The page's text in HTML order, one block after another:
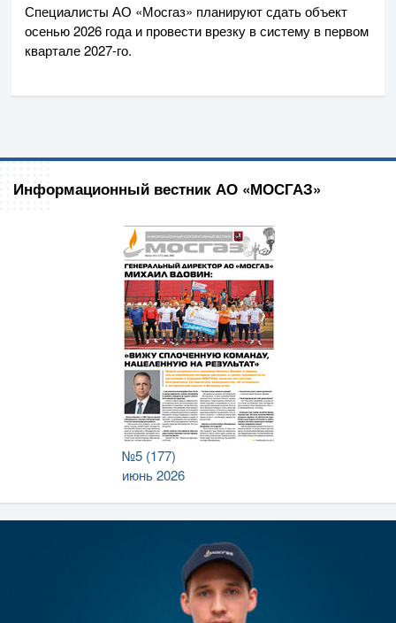
Специалисты АО «Мосгаз» планируют сдать объект
осенью 2026 года и провести врезку в систему в первом
квартале2027-го.
Информационный вестник АО «МОСГАЗ»
№5 (177)
июнь 2026